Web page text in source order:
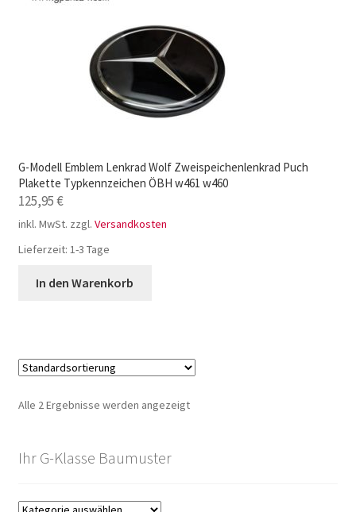
G-Modell Emblem Lenkrad Wolf Zweispeichenlenkrad Puch
Plakette Typkennzeichen ÖBH w461 w460
125,95€
inkl. MwSt. zzgl. Versandkosten
Lieferzeit: 1-3 Tage
In den Warenkorb
Alle 2 Ergebnisse werden angezeigt
Ihr G-Klasse Baumuster